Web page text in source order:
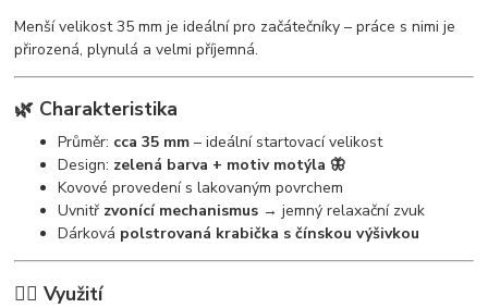
Menší velikost 35 mm je ideální pro začátečníky – práce s nimi je
přirozená, plynulá a velmi příjemná.
🌿 Charakteristika
Průměr: cca 35 mm – ideální startovací velikost
Design: zelená barva + motiv motýla 🦋
Kovové provedení s lakovaným povrchem
Uvnitř zvonící mechanismus → jemný relaxační zvuk
Dárková polstrovaná krabička s čínskou výšivkou
🧘‍♀️ Využití